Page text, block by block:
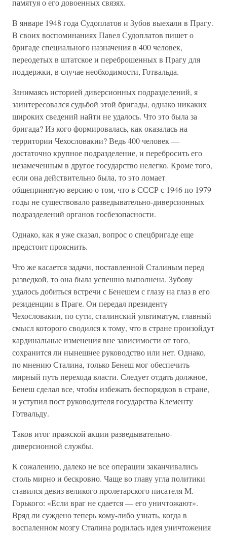
памятуя о его довоенных связях.
В январе 1948 года Судоплатов и Зубов выехали в Прагу.
В своих воспоминаниях Павел Судоплатов пишет о
бригаде специального назначения в 400 человек,
переодетых в штатское и переброшенных в Прагу для
поддержки, в случае необходимости, Готвальда.
Занимаясь историей диверсионных подразделений, я
заинтересовался судьбой этой бригады, однако никаких
широких сведений найти не удалось. Что это была за
бригада? Из кого формировалась, как оказалась на
территории Чехословакии? Ведь 400 человек —
достаточно крупное подразделение, и перебросить его
незамеченным в другое государство нелегко. Кроме того,
если она действительно была, то это ломает
общепринятую версию о том, что в СССР с 1946 по 1979
годы не существовало разведывательно-диверсионных
подразделений органов госбезопасности.
Однако, как я уже сказал, вопрос о спецбригаде еще
предстоит прояснить.
Что же касается задачи, поставленной Сталиным перед
разведкой, то она была успешно выполнена. Зубову
удалось добиться встречи с Бенешем с глазу на глаз в его
резиденции в Праге. Он передал президенту
Чехословакии, по сути, сталинский ультиматум, главный
смысл которого сводился к тому, что в стране произойдут
кардинальные изменения вне зависимости от того,
сохранится ли нынешнее руководство или нет. Однако,
по мнению Сталина, только Бенеш мог обеспечить
мирный путь перехода власти. Следует отдать должное,
Бенеш сделал все, чтобы избежать беспорядков в стране,
и уступил пост руководителя государства Клементу
Готвальду.
Таков итог пражской акции разведывательно-
диверсионной службы.
К сожалению, далеко не все операции заканчивались
столь мирно и бескровно. Чаще во главу угла политики
ставился девиз великого пролетарского писателя М.
Горького: «Если враг не сдается — его уничтожают».
Вряд ли суждено теперь кому-либо узнать, когда в
воспаленном мозгу Сталина родилась идея уничтожения